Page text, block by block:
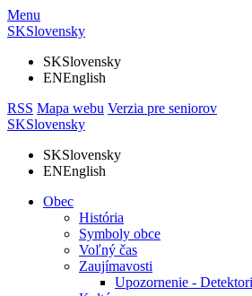
Menu
SKSlovensky
SKSlovensky
ENEnglish
RSS Mapa webu Verzia pre seniorov
SKSlovensky
SKSlovensky
ENEnglish
Obec
História
Symboly obce
Voľný čas
Zaujímavosti
Upozornenie -